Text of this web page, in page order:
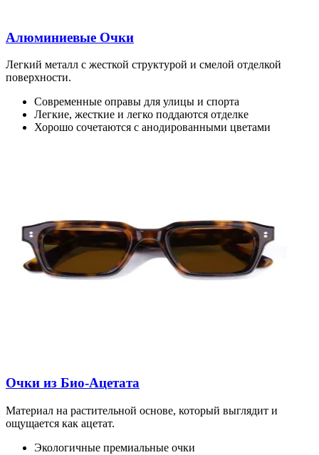
Алюминиевые Очки
Легкий металл с жесткой структурой и смелой отделкой
поверхности.
Современные оправы для улицы и спорта
Легкие, жесткие и легко поддаются отделке
Хорошо сочетаются с анодированными цветами
Очки из Био-Ацетата
Материал на растительной основе, который выглядит и
ощущается как ацетат.
Экологичные премиальные очки